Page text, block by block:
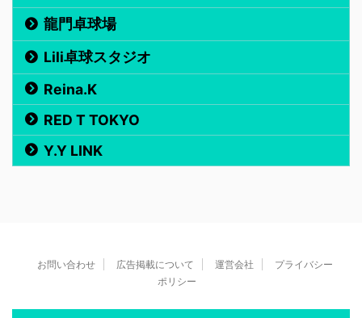
龍門卓球場
Lili卓球スタジオ
Reina.K
RED T TOKYO
Y.Y LINK
お問い合わせ 広告掲載について 運営会社
プライバシー
ポリシー